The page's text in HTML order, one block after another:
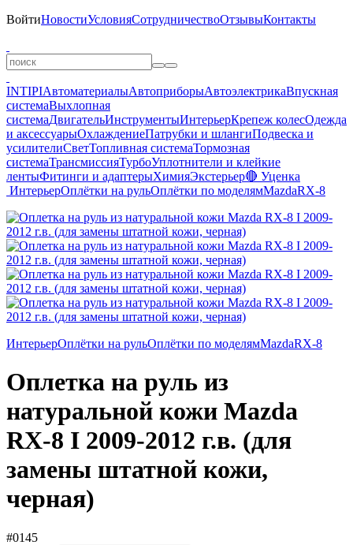
ВойтиНовостиУсловияСотрудничествоОтзывыКонтакты
INTIPIАвтоматериалыАвтоприборыАвтоэлектрикаВпускная
системаВыхлопная
системаДвигательИнструментыИнтерьерКрепеж колесОдежда
и аксессуарыОхлаждениеПатрубки и шлангиПодвеска и
усилителиСветТопливная системаТормозная
системаТрансмиссияТурбоУплотнители и клейкие
лентыФитинги и адаптерыХимияЭкстерьер🔴 Уценка
ИнтерьерОплётки на рульОплётки по моделямMazdaRX-8
ИнтерьерОплётки на рульОплётки по моделямMazdaRX-8
Оплетка на руль из
натуральной кожи Mazda
RX-8 I 2009-2012 г.в. (для
замены штатной кожи,
черная)
#0145